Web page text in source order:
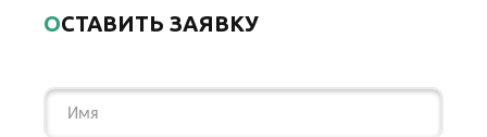
ОСТАВИТЬ ЗАЯВКУ